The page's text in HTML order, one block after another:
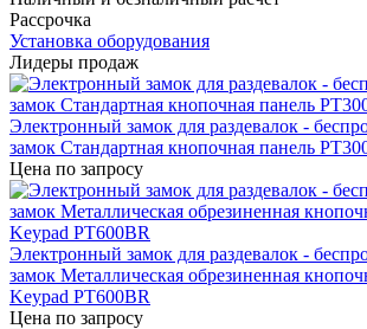
Рассрочка
Установка оборудования
Лидеры продаж
Электронный замок для раздевалок -
замок Стандартная кнопочная панель
Цена по запросу
Электронный замок для раздевалок -
замок Металлическая обрезиненная
Keypad PT600BR
Цена по запросу